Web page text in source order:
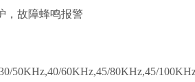
，故障蜂鸣报警
50KHz,40/60KHz,45/80KHz,45/